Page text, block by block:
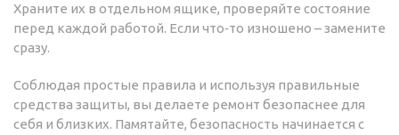
Храните их в отдельном ящике, проверяйте состояние
перед каждой работой. Если что‑то изношено – замените
сразу.
Соблюдая простые правила и используя правильные
средства защиты, вы делаете ремонт безопаснее для
себя и близких. Памятайте, безопасность начинается с